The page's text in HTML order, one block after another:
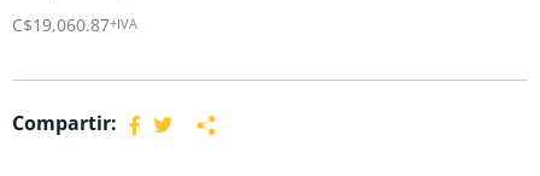
C$19,060.87+IVA
Compartir: